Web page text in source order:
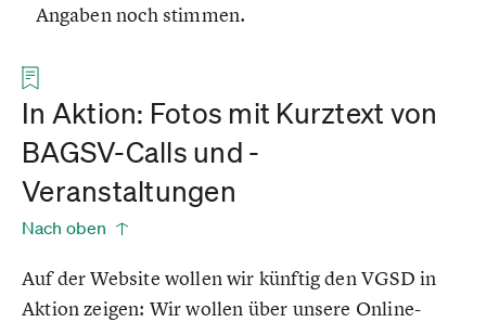
Angaben noch stimmen.
In Aktion: Fotos mit Kurztext von
BAGSV-Calls und -
Veranstaltungen
Nach oben
Auf der Website wollen wir künftig den VGSD in
Aktion zeigen: Wir wollen über unsere Online-